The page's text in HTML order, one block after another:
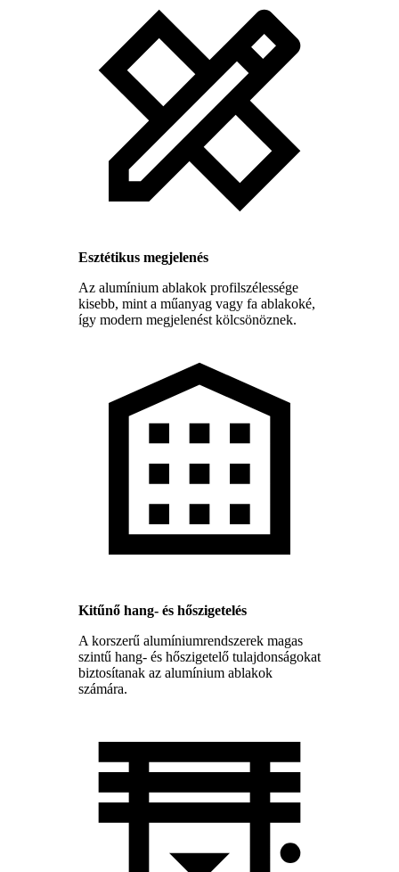
Esztétikus megjelenés
Az alumínium ablakok profilszélessége
kisebb, mint a műanyag vagy fa ablakoké,
így modern megjelenést kölcsönöznek.
Kitűnő hang- és hőszigetelés
A korszerű alumíniumrendszerek magas
szintű hang- és hőszigetelő tulajdonságokat
biztosítanak az alumínium ablakok
számára.